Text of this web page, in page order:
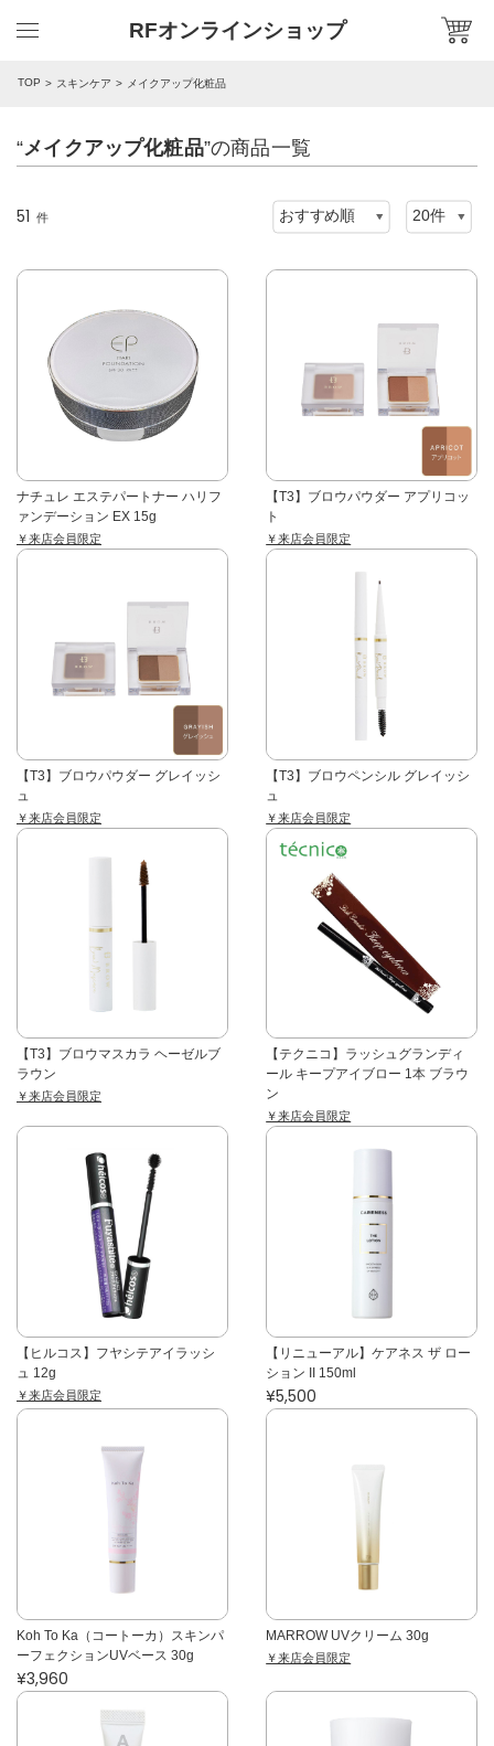
RFオンラインショップ
TOP スキンケア メイクアップ化粧品
“メイクアップ化粧品”の商品一覧
51 件
ナチュレ エステパートナー ハリフ
ァンデーション EX 15g
￥来店会員限定
【T3】ブロウパウダー アプリコッ
ト
￥来店会員限定
【T3】ブロウパウダー グレイッシ
ュ
￥来店会員限定
【T3】ブロウペンシル グレイッシ
ュ
￥来店会員限定
【T3】ブロウマスカラ ヘーゼルブ
ラウン
￥来店会員限定
【テクニコ】ラッシュグランディ
ール キープアイブロー 1本 ブラウ
ン
￥来店会員限定
【ヒルコス】フヤシテアイラッシ
ュ 12g
￥来店会員限定
【リニューアル】ケアネス ザ ロー
ション II 150ml
¥5,500
Koh To Ka（コートーカ）スキンパ
ーフェクションUVベース 30g
¥3,960
MARROW UVクリーム 30g
￥来店会員限定